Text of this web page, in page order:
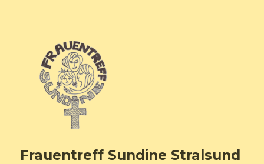
Frauentreff Sundine Stralsund